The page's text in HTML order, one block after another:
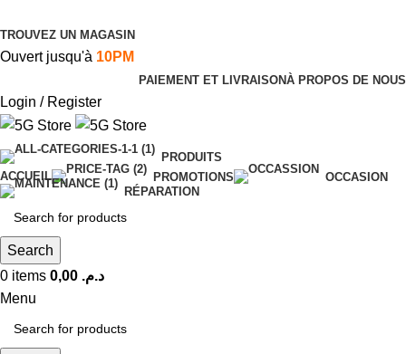
TROUVEZ UN MAGASIN
Ouvert jusqu'à 10PM
PAIEMENT ET LIVRAISONÀ PROPOS DE NOUS
Login / Register
PRODUITS
ACCUEIL
PROMOTIONS
OCCASION
RÉPARATION
Search
0 items د.م.
Menu